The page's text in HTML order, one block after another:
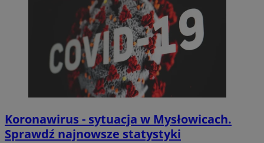
Koronawirus - sytuacja w Mysłowicach.
Sprawdź najnowsze statystyki